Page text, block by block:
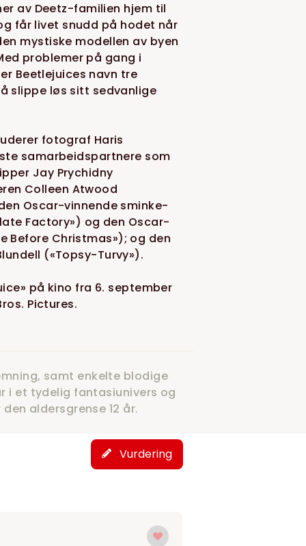
av Deetz-familien hjem til
får livet snudd på hodet når
mystiske modellen av byen
problemer på gang i
Beetlejuices navn tre
slippe løs sitt sedvanlige
fotograf Haris
samarbeidspartnere som
Jay Prychidny
Colleen Atwood
Oscar-vinnende sminke-
Factory») og den Oscar-
Before Christmas»); og den
(«Topsy-Turvy»).
på kino fra 6. september
Pictures.
samt enkelte blodige
i et tydelig fantasiunivers og
aldersgrense 12 år.
Vurdering